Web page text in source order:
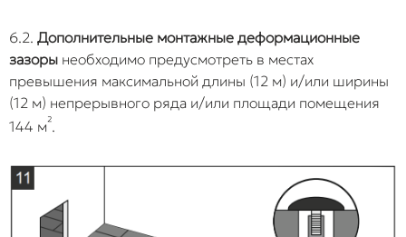
6.2. Дополнительные монтажные деформационные
зазоры необходимо предусмотреть в местах
превышения максимальной длины (12 м) и/или ширины
(12 м) непрерывного ряда и/или площади помещения
144 м².